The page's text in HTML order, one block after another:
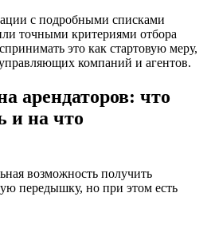
с подробными списками
точными критериями отбора
это как стартовую меру,
компаний и агентов.
арендаторов: что
и на что
возможность получить
передышку, но при этом есть